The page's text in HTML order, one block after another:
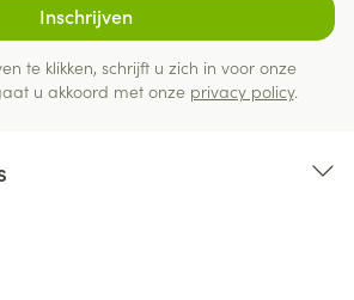
Inschrijven
te klikken, schrijft u zich in voor onze
u akkoord met onze privacy policy.